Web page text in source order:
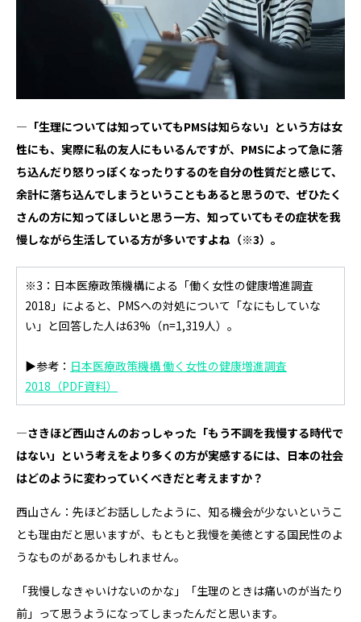
―「生理については知っていてもPMSは知らない」という方は女
性にも、実際に私の友人にもいるんですが、PMSによって急に落
ち込んだり怒りっぽくなったりするのを自分の性質だと感じて、
余計に落ち込んでしまうということもあると思うので、ぜひたく
さんの方に知ってほしいと思う一方、知っていてもその症状を我
慢しながら生活している方が多いですよね （※3） 。
※3：日本医療政策機構による「働く女性の健康増進調査
2018」によると、PMSへの対処について「なにもしていな
い」と回答した人は63%（n=1,319人）。
▶参考： 日本医療政策機構 働く女性の健康増進調査
2018（PDF資料）
―さきほど西山さんのおっしゃった「もう不調を我慢する時代で
はない」という考えをより多くの方が実感するには、日本の社会
はどのように変わっていくべきだと考えますか？
西山さん：先ほどお話ししたように、知る機会が少ないというこ
とも理由だと思いますが、もともと我慢を美徳とする国民性のよ
うなものがあるかもしれません。
「我慢しなきゃいけないのかな」「生理のときは痛いのが当たり
前」って思うようになってしまったんだと思います。